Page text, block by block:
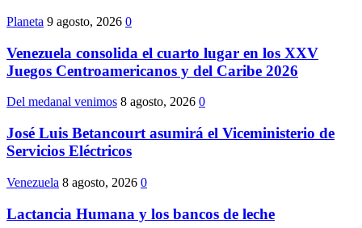
Planeta 9 agosto, 2026 0
Venezuela consolida el cuarto lugar en los XXV
Juegos Centroamericanos y del Caribe 2026
Del medanal venimos 8 agosto, 2026 0
José Luis Betancourt asumirá el Viceministerio de
Servicios Eléctricos
Venezuela 8 agosto, 2026 0
Lactancia Humana y los bancos de leche